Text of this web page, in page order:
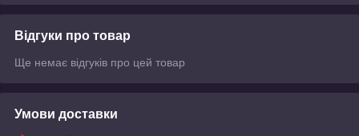
Відгуки про товар
Ще немає відгуків про цей товар
Умови доставки